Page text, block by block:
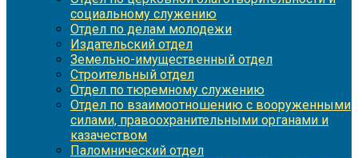
социальному служению
Отдел по делам молодежи
Издательский отдел
Земельно-имущественный отдел
Строительный отдел
Отдел по тюремному служению
Отдел по взаимоотношению с вооруженными
силами, правоохранительными органами и
казачеством
Паломнический отдел